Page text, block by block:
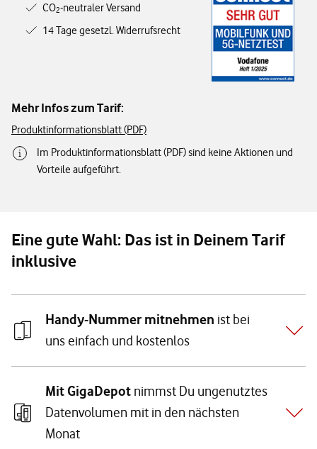
CO2-neutraler Versand
14 Tage gesetzl. Widerrufsrecht
Mehr Infos zum Tarif:
Produktinformationsblatt (PDF)
Im Produktinformationsblatt (PDF) sind keine Aktionen und
Vorteile aufgeführt.
Eine gute Wahl: Das ist in Deinem Tarif
inklusive
Handy-Nummer mitnehmen ist bei
uns einfach und kostenlos
Mit GigaDepot nimmst Du ungenutztes
Datenvolumen mit in den nächsten
Monat